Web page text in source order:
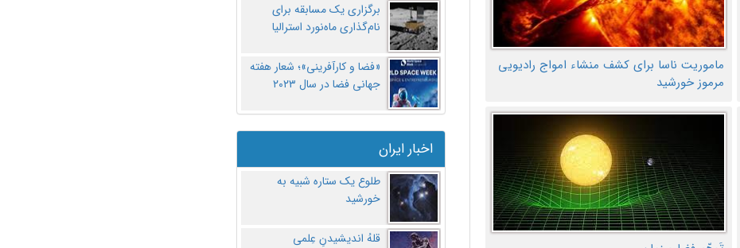
ماموریت ناسا برای کشف منشاء امواج رادیویی
مرموز خورشید
برگزاری یک مسابقه برای
نام‌گذاری ماه‌نورد استرالیا
«فضا و کارآفرینی»؛ شعار هفته
جهانی فضا در سال ۲۰۲۳
اخبار ایران
طلوع یک ستاره شبیه به
خورشید
قلهُ اندیشیدنِ عِلمی